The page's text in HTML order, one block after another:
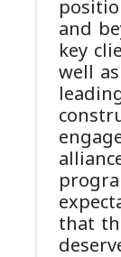
and
key
well
that